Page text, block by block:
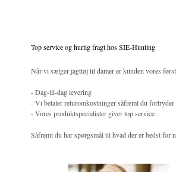
Top service og hurtig fragt hos SIE-Hunting
Når vi sælgerjagttøj til damerer kunden vores
- Dag-til-dag levering
- Vi betaler returomkostninger såfremt du fortryder
- Vores produktspecialister giver top service
Såfremt du har spørgsmål til hvad der er bedst